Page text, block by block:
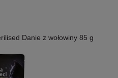
Danie z wołowiny 85 g